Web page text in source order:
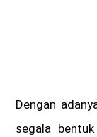
Dengan
segala